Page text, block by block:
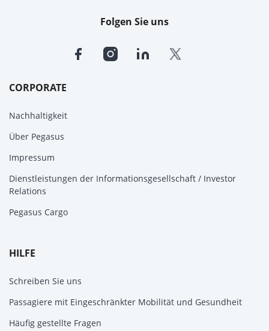
CORPORATE
Nachhaltigkeit
Über Pegasus
Impressum
Dienstleistungen der Informationsgesellschaft / Investor
Relations
Pegasus Cargo
HILFE
Schreiben Sie uns
Passagiere mit Eingeschränkter Mobilität und Gesundheit
Häufig gestellte Fragen
Folgen Sie uns